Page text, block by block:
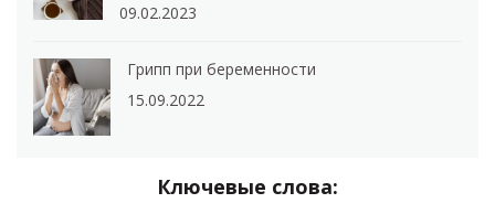
09.02.2023
Грипп при беременности
15.09.2022
Ключевые слова: